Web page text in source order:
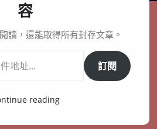
樹報
記憶、連結、創生
容
讀，還能取得所有封存文章。
訂閱
reading